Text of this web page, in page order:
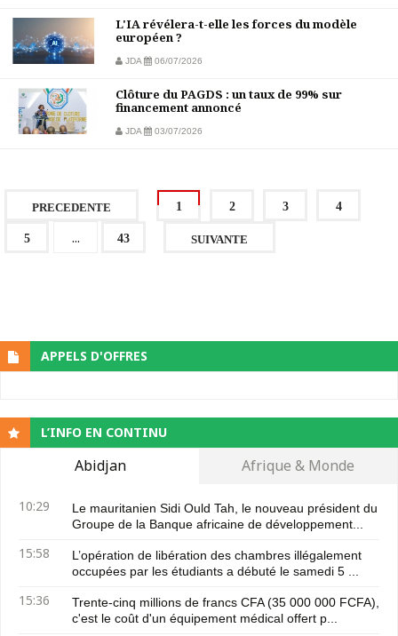
L'IA révélera-t-elle les forces du modèle
européen ?
JDA 06/07/2026
Clôture du PAGDS : un taux de 99% sur
financement annoncé
JDA 03/07/2026
PRECEDENTE 1 2 3 4
5 ... 43 SUIVANTE
APPELS D'OFFRES
L’INFO EN CONTINU
Abidjan Afrique & Monde
10:29
Le mauritanien Sidi Ould Tah, le nouveau président du
Groupe de la Banque africaine de développement...
15:58
L’opération de libération des chambres illégalement
occupées par les étudiants a débuté le samedi 5 ...
15:36
Trente-cinq millions de francs CFA (35 000 000 FCFA),
c'est le coût d'un équipement médical offert p...